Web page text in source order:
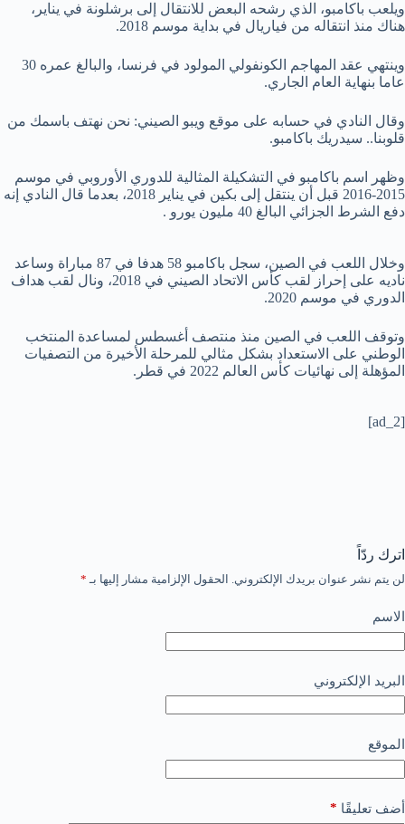
ويلعب باكامبو، الذي رشحه البعض للانتقال إلى برشلونة في يناير،
هناك منذ انتقاله من فياريال في بداية موسم 2018.
وينتهي عقد المهاجم الكونفولي المولود في فرنسا، والبالغ عمره 30
عاما بنهاية العام الجاري.
وقال النادي في حسابه على موقع ويبو الصيني: نحن نهتف باسمك من
قلوبنا.. سيدريك باكامبو.
وظهر اسم باكامبو في التشكيلة المثالية للدوري الأوروبي في موسم
2015-2016 قبل أن ينتقل إلى بكين في يناير 2018، بعدما قال النادي إنه
دفع الشرط الجزائي البالغ 40 مليون يورو .
وخلال اللعب في الصين، سجل باكامبو 58 هدفا في 87 مباراة وساعد
ناديه على إحراز لقب كأس الاتحاد الصيني في 2018، ونال لقب هداف
الدوري في موسم 2020.
وتوقف اللعب في الصين منذ منتصف أغسطس لمساعدة المنتخب
الوطني على الاستعداد بشكل مثالي للمرحلة الأخيرة من التصفيات
المؤهلة إلى نهائيات كأس العالم 2022 في قطر.
[ad_2]
اترك ردّاً
لن يتم نشر عنوان بريدك الإلكتروني. الحقول الإلزامية مشار إليها بـ *
الاسم
البريد الإلكتروني
الموقع
أضف تعليقًا *